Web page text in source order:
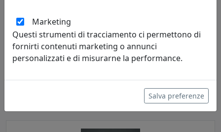
PORTAFOTO MARRAKESH, RIQUADRO INTERNO 13X18, ORO
CR403-OR
Bongelli Preziosi
59,00 €
Marketing
Questi strumenti di tracciamento ci permettono di
fornirti contenuti marketing o annunci
personalizzati e di misurarne la performance.
Salva preferenze